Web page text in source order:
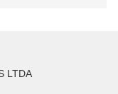
LTDA